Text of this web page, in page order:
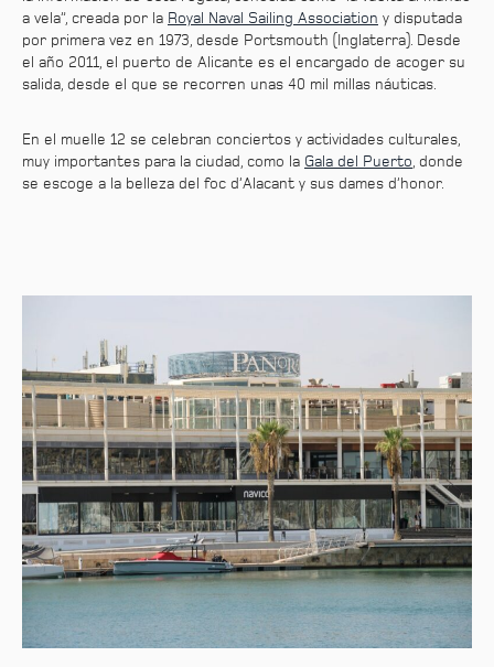
a vela”, creada por la Royal Naval Sailing Association y disputada
por primera vez en 1973, desde Portsmouth (Inglaterra). Desde
el año 2011, el puerto de Alicante es el encargado de acoger su
salida, desde el que se recorren unas 40 mil millas náuticas.
En el muelle 12 se celebran conciertos y actividades culturales,
muy importantes para la ciudad, como la Gala del Puerto, donde
se escoge a la belleza del foc d’Alacant y sus dames d’honor.